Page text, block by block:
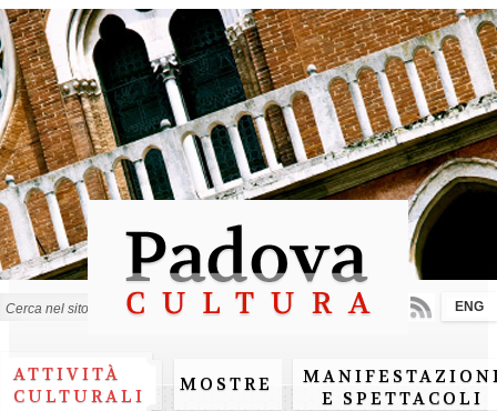
Salta al
contenuto
principale
ATTIVITÀ
CULTURALI
MOSTRE
E SPETTACOLI
ENG